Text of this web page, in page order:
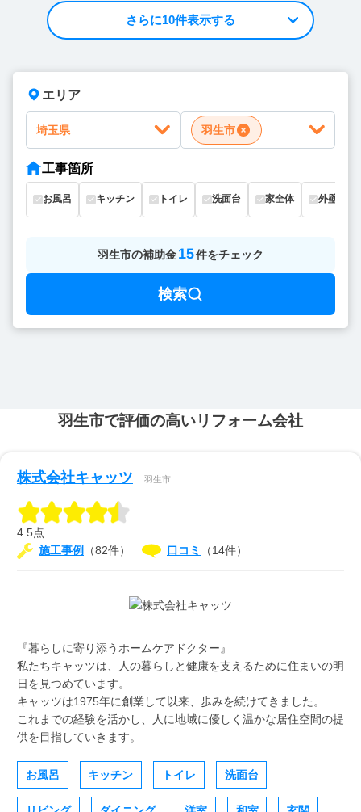
さらに10件表示する
エリア
埼玉県 羽生市
工事箇所
お風呂 キッチン トイレ 洗面台 家全体 外壁
羽生市の補助金15件をチェック
検索
羽生市で評価の高いリフォーム会社
株式会社キャッツ 羽生市
4.5点
施工事例
（82件） 口コミ （14件）
『暮らしに寄り添うホームケアドクター』
私たちキャッツは、人の暮らしと健康を支えるために住まいの明
日を見つめています。
キャッツは1975年に創業して以来、歩みを続けてきました。
これまでの経験を活かし、人に地域に優しく温かな居住空間の提
供を目指していきます。
お風呂 キッチン トイレ 洗面台